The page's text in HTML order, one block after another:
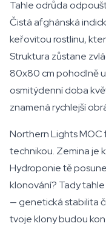
Tahle odrůda
Čistá afghánská
keřovitou rostlinu,
Struktura zůstane
80x80 cm pohodlně
osmitýdenní doba
znamená rychlejší
Northern Lights MOC
technikou. Zemina je
Hydroponie tě
klonování? Tady
— genetická stabilita
tvoje klony budou